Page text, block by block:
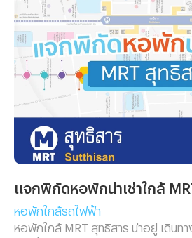
แจกพิกัดหอพักน่าเช่าใกล้
หอพักใกล้รถไฟฟ้า
หอพักใกล้ MRT สุทธิสาร น่าอยู่ เดินทา